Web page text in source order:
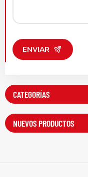
ENVIAR
CATEGORÍAS
NUEVOS PRODUCTOS